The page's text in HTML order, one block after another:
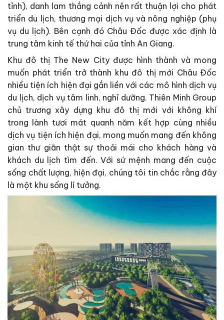
tỉnh), danh lam thắng cảnh nên rất thuận lợi cho phát
triển du lịch, thương mại dịch vụ và nông nghiệp (phụ
vụ du lịch). Bên cạnh đó Châu Đốc được xác định là
trung tâm kinh tế thứ hai của tỉnh An Giang.
Khu đô thị The New City được hình thành và mong
muốn phát triển trở thành khu đô thị mới Châu Đốc
nhiều tiện ích hiện đại gắn liền với các mô hình dịch vụ
du lịch, dịch vụ tâm linh, nghỉ dưỡng. Thiên Minh Group
chủ trương xây dựng khu đô thị mới với không khí
trong lành tươi mát quanh năm kết hợp cùng nhiều
dịch vụ tiện ích hiện đại, mong muốn mang đến không
gian thư giãn thật sự thoải mái cho khách hàng và
khách du lịch tìm đến. Với sứ mệnh mang đến cuộc
sống chất lượng, hiện đại, chúng tôi tin chắc rằng đây
là một khu sống lí tưởng.